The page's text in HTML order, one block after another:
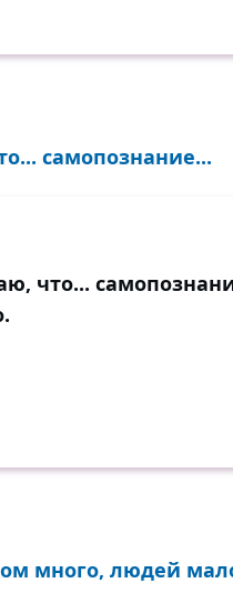
самопознание...
что...
много, людей